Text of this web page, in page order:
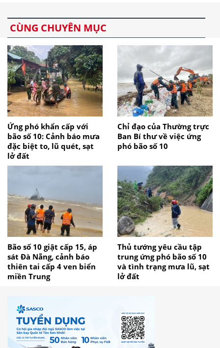
CÙNG CHUYÊN MỤC
Ứng phó khẩn cấp với
bão số 10: Cảnh báo mưa
đặc biệt to, lũ quét, sạt
lở đất
Chỉ đạo của Thường trực
Ban Bí thư về việc ứng
phó bão số 10
Bão số 10 giật cấp 15, áp
sát Đà Nẵng, cảnh báo
thiên tai cấp 4 ven biển
miền Trung
Thủ tướng yêu cầu tập
trung ứng phó bão số 10
và tình trạng mưa lũ, sạt
lở đất